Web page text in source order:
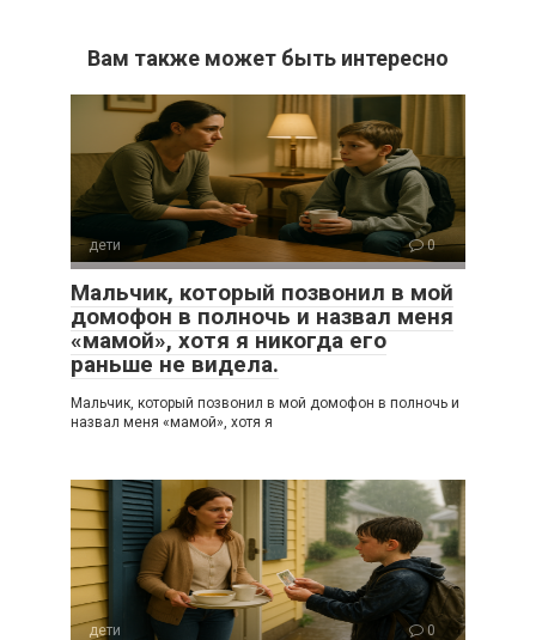
Вам также может быть интересно
дети 0
Мальчик, который позвонил в мой
домофон в полночь и назвал меня
«мамой», хотя я никогда его
раньше не видела.
Мальчик, который позвонил в мой домофон в полночь и
назвал меня «мамой», хотя я
дети 0